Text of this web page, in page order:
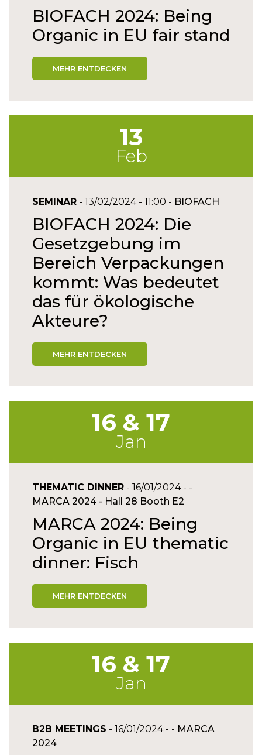
BIOFACH 2024: Being
Organic in EU fair stand
MEHR ENTDECKEN
13
Feb
SEMINAR - 13/02/2024 - 11:00 - BIOFACH
BIOFACH 2024: Die
Gesetzgebung im
Bereich Verpackungen
kommt: Was bedeutet
das für ökologische
Akteure?
MEHR ENTDECKEN
16 & 17
Jan
THEMATIC DINNER - 16/01/2024 - -
MARCA 2024 - Hall 28 Booth E2
MARCA 2024: Being
Organic in EU thematic
dinner: Fisch
MEHR ENTDECKEN
16 & 17
Jan
B2B MEETINGS - 16/01/2024 - - MARCA
2024